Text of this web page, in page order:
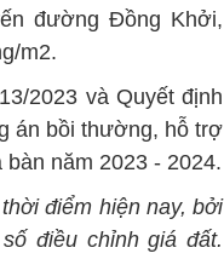
đường Đồng Khởi,
m2.
2023 và Quyết định
án bồi thường, hỗ trợ
năm 2023 - 2024.
điểm hiện nay, bởi
điều chỉnh giá đất.